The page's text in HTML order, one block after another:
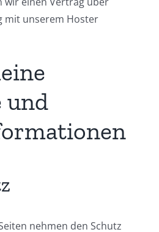
mit unserem Hoster
und
nehmen den Schutz